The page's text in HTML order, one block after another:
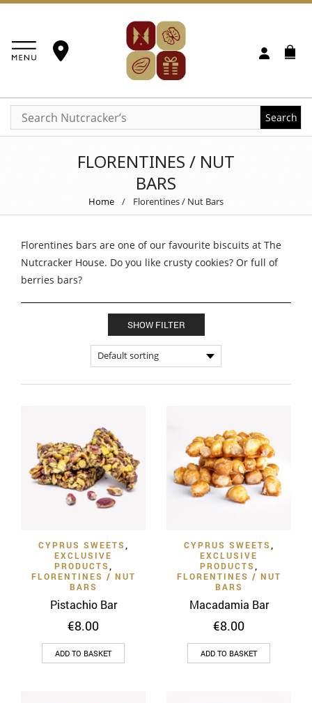
Search
FLORENTINES / NUT
BARS
Home / Florentines / Nut Bars
Florentines bars are one of our favourite biscuits at The
Nutcracker House. Do you like crusty cookies? Or full of
berries bars?
SHOW FILTER
CYPRUS SWEETS
EXCLUSIVE
PRODUCTS
FLORENTINES / NUT
BARS
Pistachio Bar
€8.00
ADD TO BASKET
CYPRUS SWEETS
EXCLUSIVE
PRODUCTS
FLORENTINES / NUT
BARS
Macadamia Bar
€8.00
ADD TO BASKET